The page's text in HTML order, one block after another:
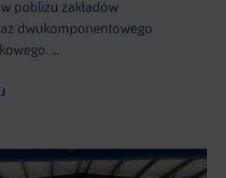
pobliżu zakładów
dwukomponentowego
…